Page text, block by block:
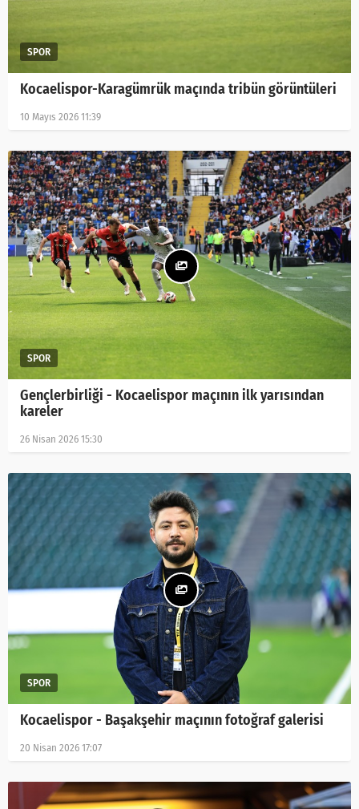
Kocaelispor-Karagümrük maçında tribün görüntüleri
10 Mayıs 2026 11:39
Gençlerbirliği - Kocaelispor maçının ilk yarısından
kareler
26 Nisan 2026 15:30
Kocaelispor - Başakşehir maçının fotoğraf galerisi
20 Nisan 2026 17:07